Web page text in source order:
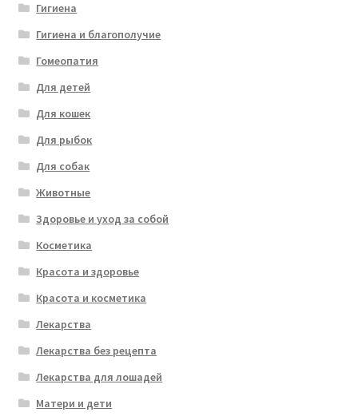
Гигиена
Гигиена и благополучие
Гомеопатия
Для детей
Для кошек
Для рыбок
Для собак
Животные
Здоровье и уход за собой
Косметика
Красота и здоровье
Красота и косметика
Лекарства
Лекарства без рецепта
Лекарства для лошадей
Матери и дети